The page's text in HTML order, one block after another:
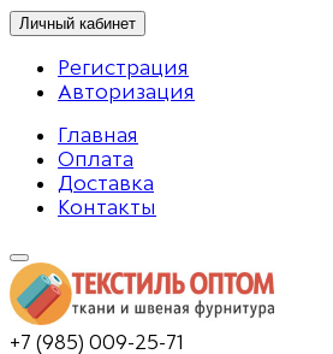
Личный кабинет
Регистрация
Авторизация
Главная
Оплата
Доставка
Контакты
+7 (985) 009-25-71